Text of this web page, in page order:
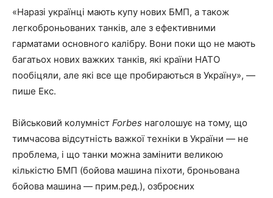
«Наразі українці мають купу нових БМП, а також
легкоброньованих танків, але з ефективними
гарматами основного калібру. Вони поки що не мають
багатьох нових важких танків, які країни НАТО
пообіцяли, але які все ще пробираються в Україну», —
пише Екс.
Військовий колумніст Forbes наголошує на тому, що
тимчасова відсутність важкої техніки в України — не
проблема, і що танки можна замінити великою
кількістю БМП (бойова машина піхоти, броньована
бойова машина — прим.ред.), озброєних